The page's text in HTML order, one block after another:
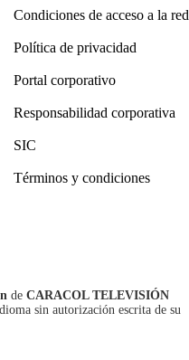
Condiciones de acceso a la red
Política de privacidad
Portal corporativo
Responsabilidad corporativa
SIC
Términos y condiciones
de CARACOL TELEVISIÓN
sin autorización escrita de su